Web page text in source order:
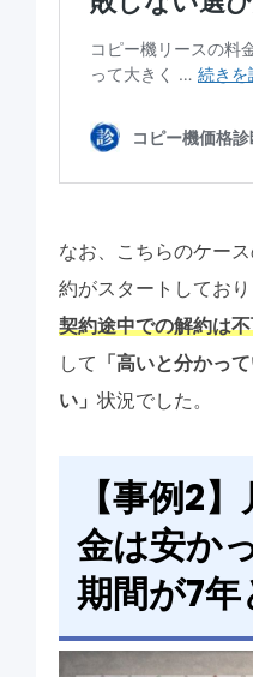
なお、こちらのケー
約がスタートしており
契約途中での解約は
して 「高いと分かっ
い」 状況でした。
【事例2
金は安か
期間が7